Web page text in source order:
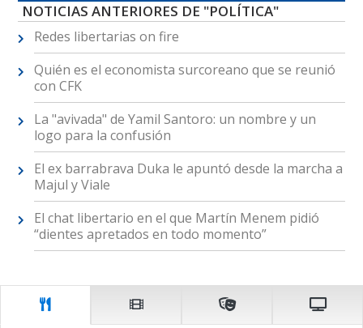
NOTICIAS ANTERIORES DE "POLÍTICA"
Redes libertarias on fire
Quién es el economista surcoreano que se reunió
con CFK
La "avivada" de Yamil Santoro: un nombre y un
logo para la confusión
El ex barrabrava Duka le apuntó desde la marcha a
Majul y Viale
El chat libertario en el que Martín Menem pidió
“dientes apretados en todo momento”